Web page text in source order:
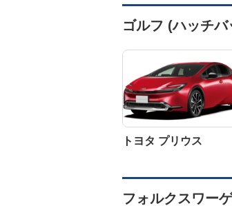
ゴルフ (ハッチ
トヨタ プリウス
フォルクスワー